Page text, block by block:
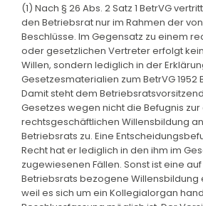
(1) Nach § 26 Abs. 2 Satz 1 BetrVG
den Betriebsrat nur im Rahmen der
Beschlüsse. Im Gegensatz zu einem
oder gesetzlichen Vertreter erfolgt
Willen, sondern lediglich in der
Gesetzesmaterialien zum BetrVG 1952
Damit steht dem
Gesetzes wegen nicht die Befugnis
rechtsgeschäftlichen Willensbildung
Betriebsrats zu. Eine
Recht hat er lediglich in den ihm im
zugewiesenen Fällen. Sonst ist eine
Betriebsrats bezogene Willensbildung
weil es sich um ein Kollegialorgan